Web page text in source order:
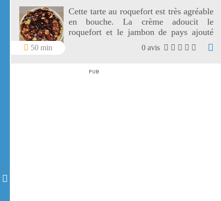
50 min
Cette tarte au roquefort est très agréable
en bouche. La crème adoucit le
roquefort et le jambon de pays ajouté
aux pommes de terre complètent
parfaitement la tarte au Roquefort..
0 avis